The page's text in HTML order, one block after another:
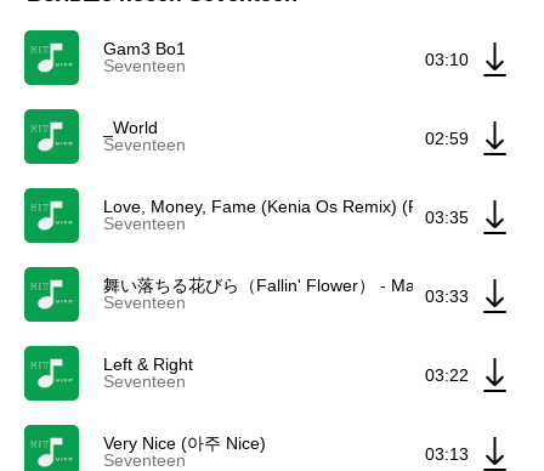
Gam3 Bo1
Seventeen
03:10
_World
Seventeen
02:59
Love, Money, Fame (Kenia Os Remix) (Feat. Dj Khaled)
Seventeen
03:35
舞い落ちる花びら（Fallin' Flower） - Maiochiruhanabira
Seventeen
03:33
Left & Right
Seventeen
03:22
Very Nice (아주 Nice)
Seventeen
03:13